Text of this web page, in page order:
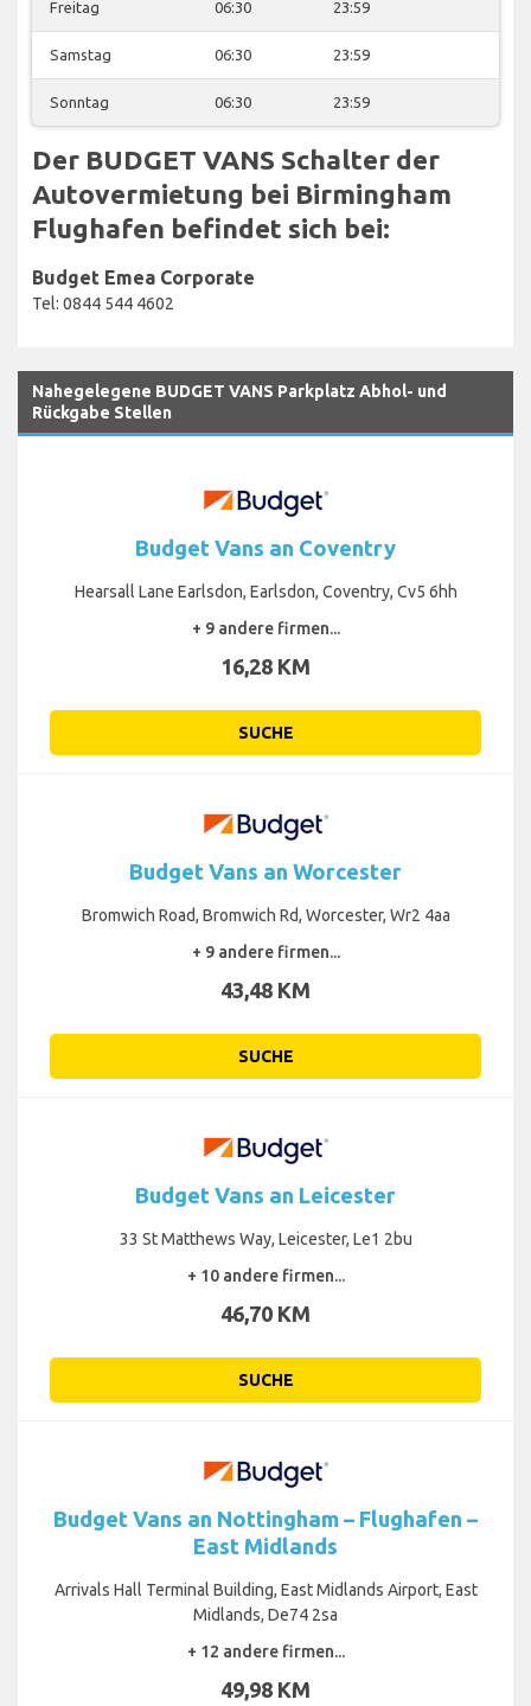
Freitag 06:30 23:59
Samstag 06:30 23:59
Sonntag 06:30 23:59
Der BUDGET VANS Schalter der
Autovermietung bei Birmingham
Flughafen befindet sich bei:
Budget Emea Corporate
Tel: 0844 544 4602
Nahegelegene BUDGET VANS Parkplatz Abhol- und
Rückgabe Stellen
Budget Vans an Coventry
Hearsall Lane Earlsdon, Earlsdon, Coventry, Cv5 6hh
+ 9 andere firmen...
16,28 KM
SUCHE
Budget Vans an Worcester
Bromwich Road, Bromwich Rd, Worcester, Wr2 4aa
+ 9 andere firmen...
43,48 KM
SUCHE
Budget Vans an Leicester
33 St Matthews Way, Leicester, Le1 2bu
+ 10 andere firmen...
46,70 KM
SUCHE
Budget Vans an Nottingham – Flughafen –
East Midlands
Arrivals Hall Terminal Building, East Midlands Airport, East
Midlands, De74 2sa
+ 12 andere firmen...
49,98 KM